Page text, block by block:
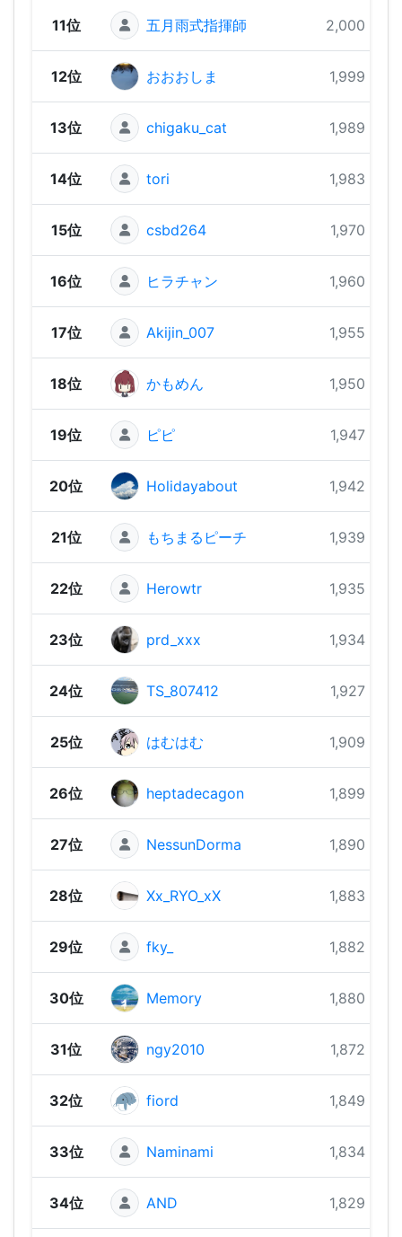
11位 五月雨式指揮師 2,000 pts
12位 おおおしま 1,999 pts
13位 chigaku_cat 1,989 pts
14位 tori 1,983 pts
15位 csbd264 1,970 pts
16位 ヒラチャン 1,960 pts
17位 Akijin_007 1,955 pts
18位 かもめん 1,950 pts
19位 ピピ 1,947 pts
20位 Holidayabout 1,942 pts
21位 もちまるピーチ 1,939 pts
22位 Herowtr 1,935 pts
23位 prd_xxx 1,934 pts
24位 TS_807412 1,927 pts
25位 はむはむ 1,909 pts
26位 heptadecagon 1,899 pts
27位 NessunDorma 1,890 pts
28位 Xx_RYO_xX 1,883 pts
29位 fky_ 1,882 pts
30位 Memory 1,880 pts
31位 ngy2010 1,872 pts
32位 fiord 1,849 pts
33位 Naminami 1,834 pts
34位 AND 1,829 pts